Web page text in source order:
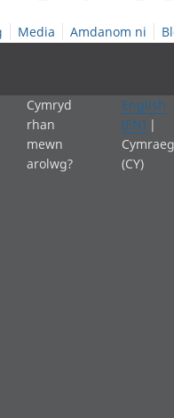
Media Amdanom ni
Cymryd
rhan
mewn
arolwg?
English
(EN) |
Cymraeg
(CY)